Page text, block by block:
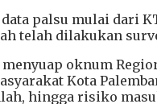
palsu mulai dari
telah dilakukan
oknum
Kota
hingga risiko